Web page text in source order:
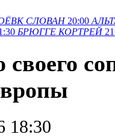
СЛОВАН 20:00
БРЮГГЕ КОРТРЕЙ
18:30